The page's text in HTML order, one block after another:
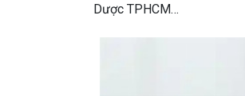
Dược TPHCM…